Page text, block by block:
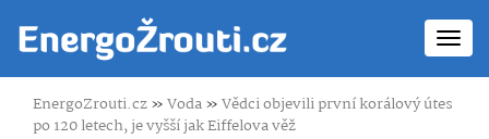
EnergoZrouti.cz»Voda»Vědci objevili první korálový útes
po 120 letech, je vyšší jak Eiffelova věž